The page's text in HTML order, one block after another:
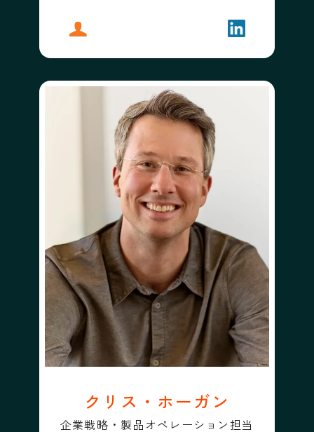
クリス・ホーガン
企業戦略・製品オペレーション担当